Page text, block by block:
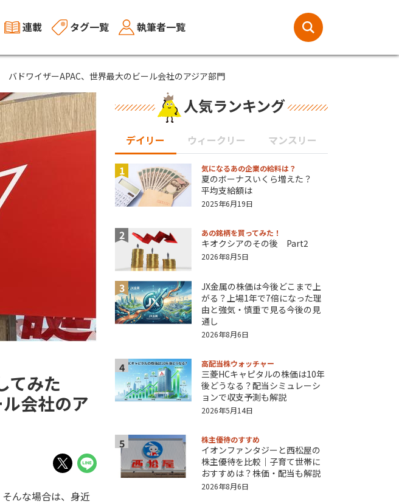
連載 タグ一覧 執筆者一覧
ドワイザーAPAC、世界最大のビール会社のアジア部門
てみた
会社のア
んな場合は、身近
人気ランキング
デイリー ウィークリー マンスリー
1 気になるあの企業の給料は？
夏のボーナスいくら増えた？
平均支給額は
2025年6月19日
2 あの銘柄を買ってみた！
キオクシアのその後 Part2
2026年8月5日
3
JX金属の株価は今後どこまで上
がる？上場1年で7倍になった理
由と強気・慎重で見る今後の見
通し
2026年8月6日
4 高配当株ウォッチャー
三菱HCキャピタルの株価は10年
後どうなる？配当シミュレーシ
ョンで収支予測も解説
2026年5月14日
5 株主優待のすすめ
イオンファンタジーと西松屋の
株主優待を比較｜子育て世帯に
おすすめは？株価・配当も解説
2026年8月6日